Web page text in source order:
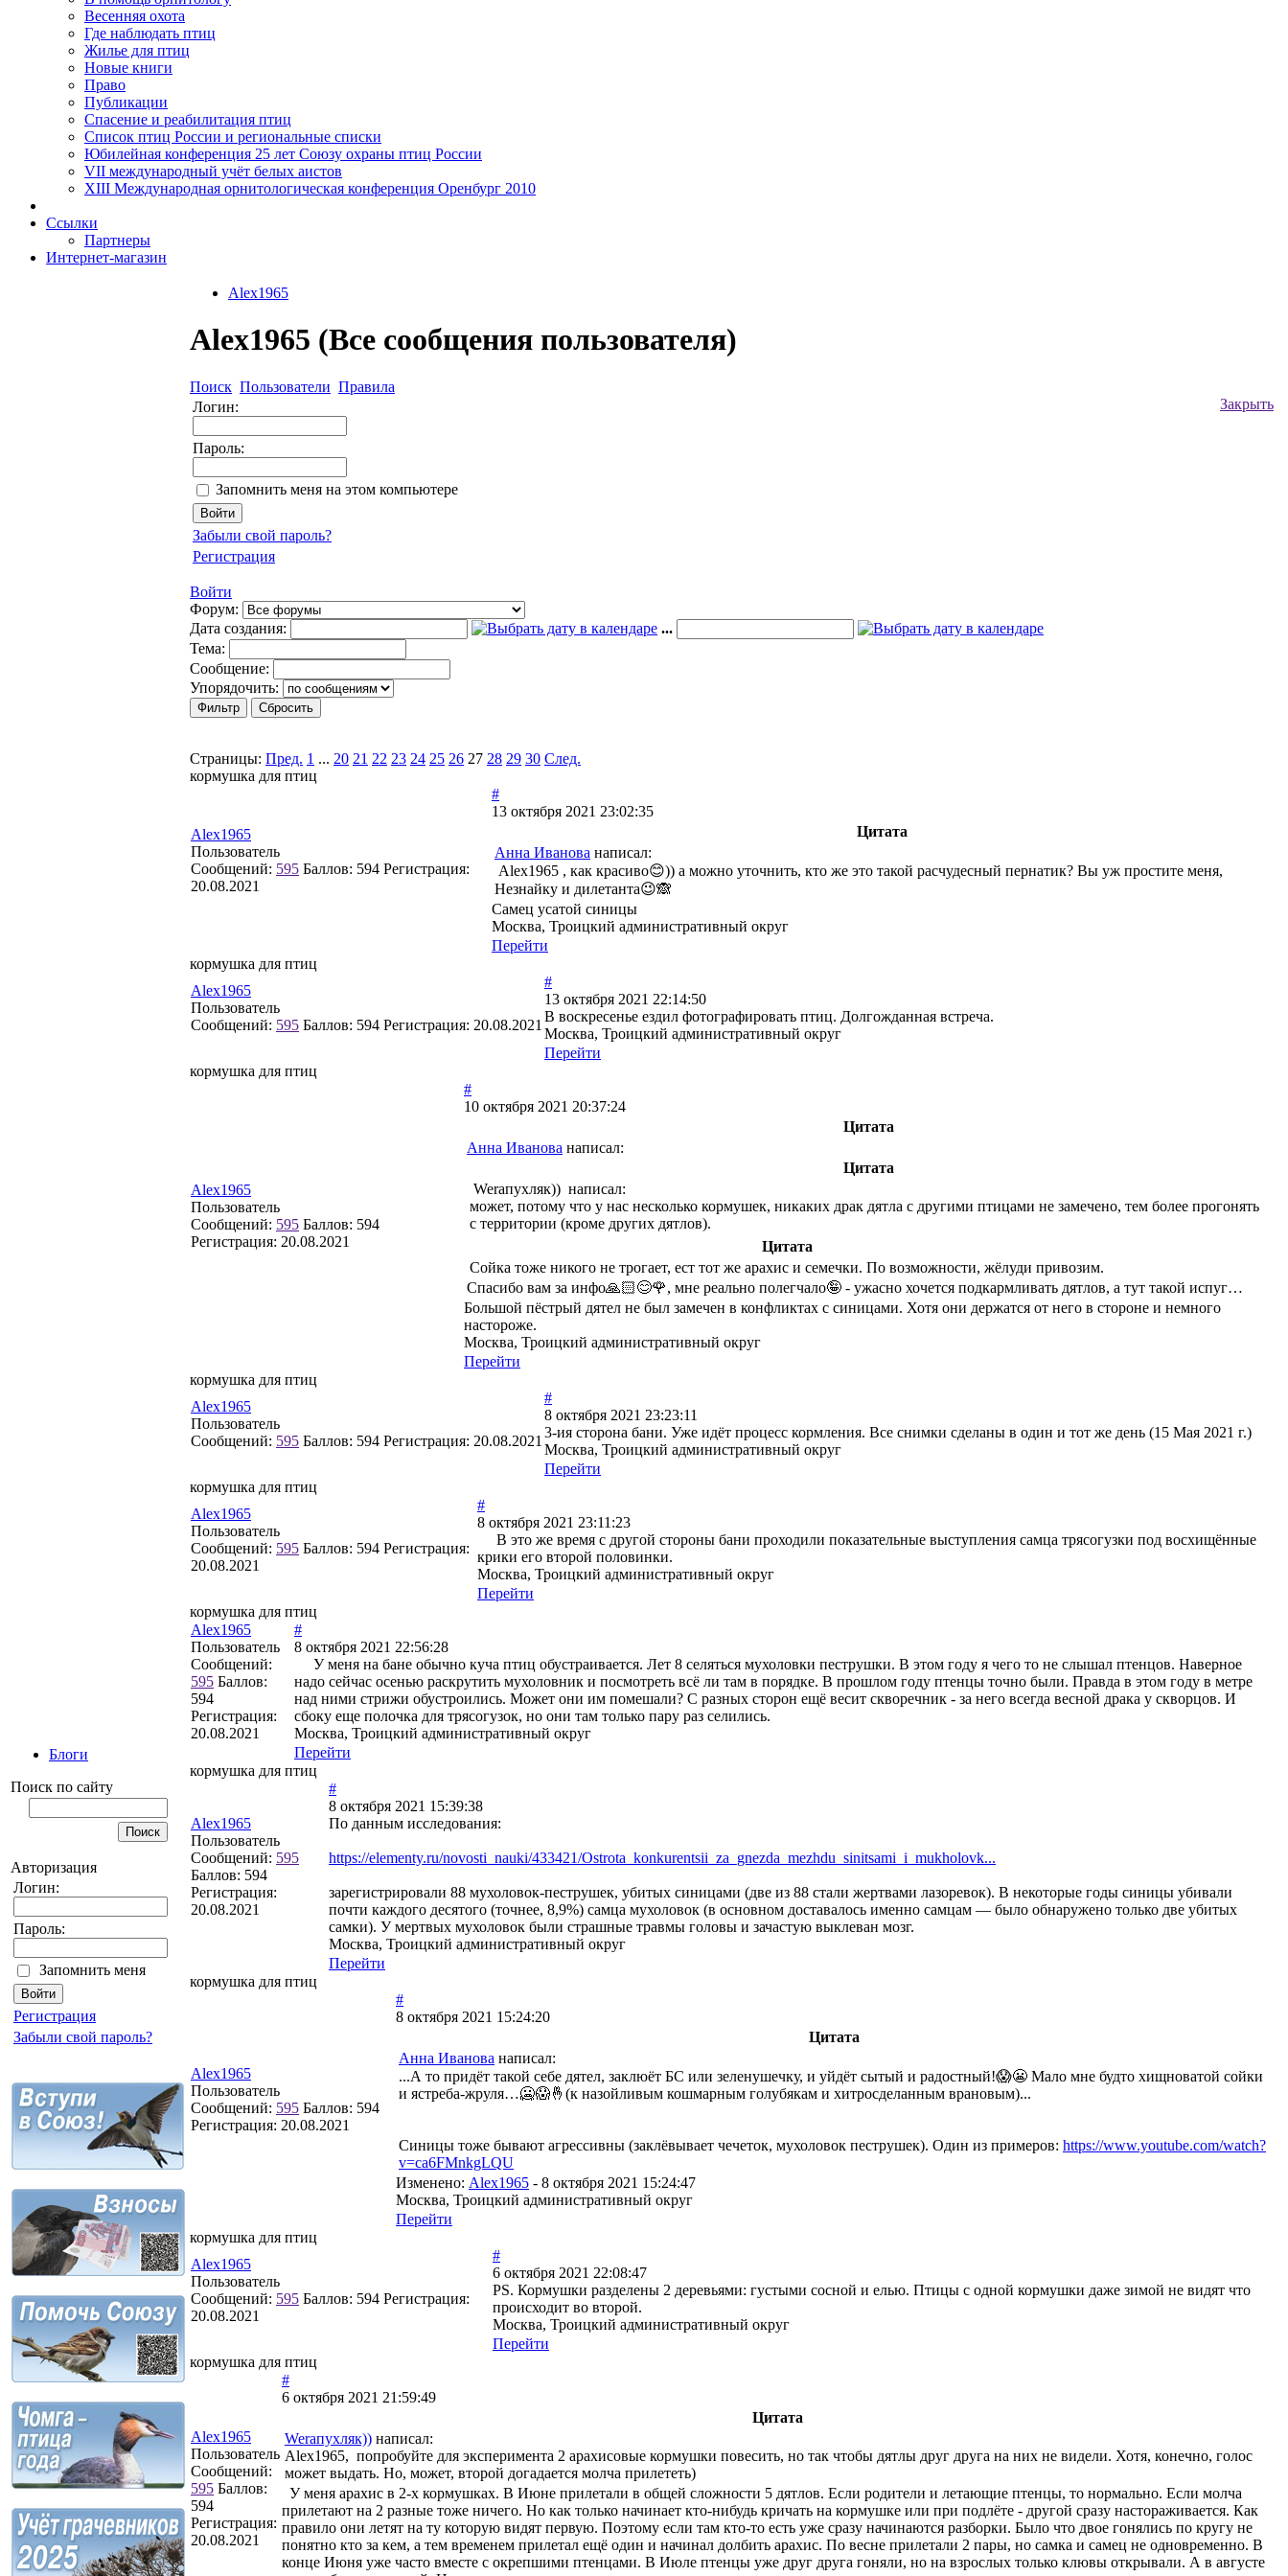
Весенняя охота
Где наблюдать птиц
Жилье для птиц
Новые книги
Право
Публикации
Спасение и реабилитация птиц
Список птиц России и региональные списки
Юбилейная конференция 25 лет Союзу охраны птиц России
VII международный учёт белых аистов
XIII Международная орнитологическая конференция Оренбург 2010
Ссылки
Партнеры
Интернет-магазин
Блоги
Поиск по сайту
Авторизация
Логин:
Пароль:
Запомнить меня
Регистрация
Забыли свой пароль?
Alex1965
Alex1965 (Все сообщения пользователя)
Поиск Пользователи Правила
Закрыть
Логин:
Пароль:
Запомнить меня на этом компьютере
Забыли свой пароль?
Регистрация
Войти
Форум:
Дата создания:
...
Тема:
Сообщение:
Упорядочить:
Страницы: Пред. 1 ... 20 21 22 23 24 25 26 27 28 29 30 След.
кормушка для птиц
Alex1965
Пользователь
Сообщений: 595 Баллов: 594 Регистрация:
20.08.2021
#
13 октября 2021 23:02:35
Цитата
Анна Иванова написал:
Alex1965 , как красиво😊)) а можно уточнить, кто же это такой расчудесный пернатик? Вы уж простите меня,
Незнайку и дилетанта😉🙈
Самец усатой синицы
Москва, Троицкий административный округ
Перейти
кормушка для птиц
Alex1965
Пользователь
Сообщений: 595 Баллов: 594 Регистрация: 20.08.2021
#
13 октября 2021 22:14:50
В воскресенье ездил фотографировать птиц. Долгожданная встреча.
Москва, Троицкий административный округ
Перейти
кормушка для птиц
Alex1965
Пользователь
Сообщений: 595 Баллов: 594
Регистрация: 20.08.2021
#
10 октября 2021 20:37:24
Цитата
Анна Иванова написал:
Цитата
Weraпухляк)) написал:
может, потому что у нас несколько кормушек, никаких драк дятла с другими птицами не замечено, тем более прогонять
с территории (кроме других дятлов).
Цитата
Сойка тоже никого не трогает, ест тот же арахис и семечки. По возможности, жёлуди привозим.
Спасибо вам за инфо🙏🏻😊🌹, мне реально полегчало🤪 - ужасно хочется подкармливать дятлов, а тут такой испуг…
Большой пёстрый дятел не был замечен в конфликтах с синицами. Хотя они держатся от него в стороне и немного
настороже.
Москва, Троицкий административный округ
Перейти
кормушка для птиц
Alex1965
Пользователь
Сообщений: 595 Баллов: 594 Регистрация: 20.08.2021
#
8 октября 2021 23:23:11
3-ия сторона бани. Уже идёт процесс кормления. Все снимки сделаны в один и тот же день (15 Мая 2021 г.)
Москва, Троицкий административный округ
Перейти
кормушка для птиц
Alex1965
Пользователь
Сообщений: 595 Баллов: 594 Регистрация:
20.08.2021
#
8 октября 2021 23:11:23
В это же время с другой стороны бани проходили показательные выступления самца трясогузки под восхищённые
крики его второй половинки.
Москва, Троицкий административный округ
Перейти
кормушка для птиц
Alex1965
Пользователь
Сообщений:
595 Баллов:
594
Регистрация:
20.08.2021
#
8 октября 2021 22:56:28
У меня на бане обычно куча птиц обустраивается. Лет 8 селяться мухоловки пеструшки. В этом году я чего то не слышал птенцов. Наверное
надо сейчас осенью раскрутить мухоловник и посмотреть всё ли там в порядке. В прошлом году птенцы точно были. Правда в этом году в метре
над ними стрижи обустроились. Может они им помешали? С разных сторон ещё весит скворечник - за него всегда весной драка у скворцов. И
сбоку еще полочка для трясогузок, но они там только пару раз селились.
Москва, Троицкий административный округ
Перейти
кормушка для птиц
Alex1965
Пользователь
Сообщений: 595
Баллов: 594
Регистрация:
20.08.2021
#
8 октября 2021 15:39:38
По данным исследования:
https://elementy.ru/novosti_nauki/433421/Ostrota_konkurentsii_za_gnezda_mezhd­u_sinitsami_i_mukholovk...
зарегистрировали 88 мухоловок-пеструшек, убитых синицами (две из 88 стали жертвами лазоревок). В некоторые годы синицы убивали
почти каждого десятого (точнее, 8,9%) самца мухоловок (в основном доставалось именно самцам — было обнаружено только две убитых
самки). У мертвых мухоловок были страшные травмы головы и зачастую выклеван мозг.
Москва, Троицкий административный округ
Перейти
кормушка для птиц
Alex1965
Пользователь
Сообщений: 595 Баллов: 594
Регистрация: 20.08.2021
#
8 октября 2021 15:24:20
Цитата
Анна Иванова написал:
...А то придёт такой себе дятел, заклюёт БС или зеленушечку, и уйдёт сытый и радостный!😱😬 Мало мне будто хищноватой сойки
и ястреба-жруля…🥶😱🤞(к назойливым кошмарным голубякам и хитросделанным врановым)...
Синицы тоже бывают агрессивны (заклёвывает чечеток, мухоловок пеструшек). Один из примеров: https://www.youtube.com/watch?
v=ca6FMnkgLQU
Изменено: Alex1965 - 8 октября 2021 15:24:47
Москва, Троицкий административный округ
Перейти
кормушка для птиц
Alex1965
Пользователь
Сообщений: 595 Баллов: 594 Регистрация:
20.08.2021
#
6 октября 2021 22:08:47
PS. Кормушки разделены 2 деревьями: густыми сосной и елью. Птицы с одной кормушки даже зимой не видят что
происходит во второй.
Москва, Троицкий административный округ
Перейти
кормушка для птиц
Alex1965
Пользователь
Сообщений:
595 Баллов:
594
Регистрация:
20.08.2021
#
6 октября 2021 21:59:49
Цитата
Weraпухляк)) написал:
Alex1965, попробуйте для эксперимента 2 арахисовые кормушки повесить, но так чтобы дятлы друг друга на них не видели. Хотя, конечно, голос
может выдать. Но, может, второй догадается молча прилететь)
У меня арахис в 2-х кормушках. В Июне прилетали в общей сложности 5 дятлов. Если родители и летающие птенцы, то нормально. Если молча
прилетают на 2 разные тоже ничего. Но как только начинает кто-нибудь кричать на кормушке или при подлёте - другой сразу настораживается. Как
правило они летят на ту которую видят первую. Поэтому если там кто-то есть уже сразу начинаются разборки. Было что двое гонялись по кругу не
понятно кто за кем, а тем временем прилетал ещё один и начинал долбить арахис. По весне прилетали 2 пары, но самка и самец не одновременно. В
конце Июня уже часто вместе с окрепшими птенцами. В Июле птенцы уже друг друга гоняли, но на взрослых только клювы открывали. А в августе